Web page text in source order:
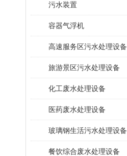
污水装置
容器气浮机
高速服务区污水处理设备
旅游景区污水处理设备
化工废水处理设备
医药废水处理设备
玻璃钢生活污水处理设备
餐饮综合废水处理设备